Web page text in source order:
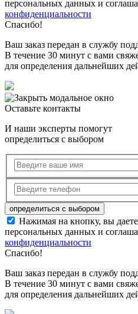
персональных данных и
конфиденциальности
Спасибо!
Ваш заказ передан в службу
В течение 30 минут с вами
для определения дальнейших
Оставьте контакты
И наши эксперты помогут
определиться с выбором
Нажимая на кнопку, вы
персональных данных и
конфиденциальности
Спасибо!
Ваш заказ передан в службу
В течение 30 минут с вами
для определения дальнейших